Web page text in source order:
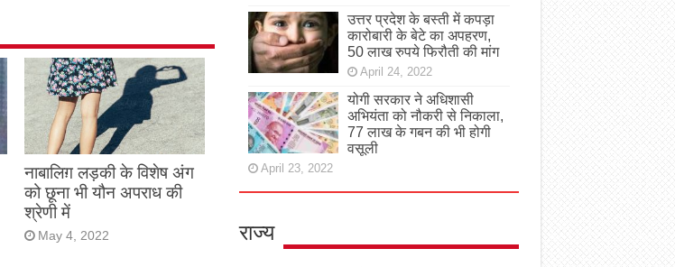
नाबालिग़ लड़की के विशेष अंग
को छूना भी यौन अपराध की
श्रेणी में
May 4, 2022
उत्तर प्रदेश के बस्ती में कपड़ा
कारोबारी के बेटे का अपहरण,
50 लाख रुपये फिरौती की मांग
April 24, 2022
योगी सरकार ने अधिशासी
अभियंता को नौकरी से निकाला,
77 लाख के गबन की भी होगी
वसूली
April 23, 2022
राज्य